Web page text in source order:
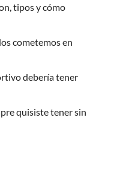
tipos y cómo
cometemos en
debería tener
quisiste tener sin